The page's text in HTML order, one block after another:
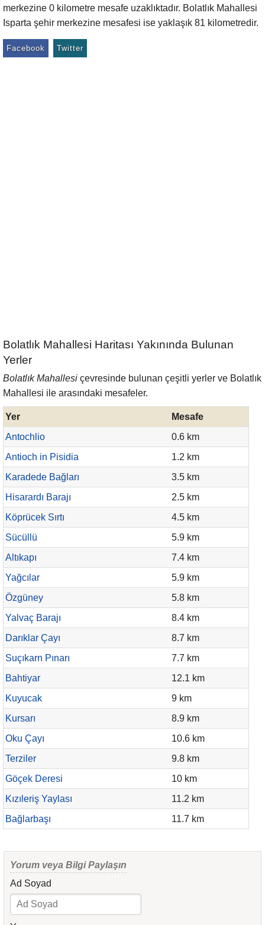
merkezine 0 kilometre mesafe uzaklıktadır. Bolatlık Mahallesi
Isparta şehir merkezine mesafesi ise yaklaşık 81 kilometredir.
Facebook Twitter
Bolatlık Mahallesi Haritası Yakınında Bulunan
Yerler
Bolatlık Mahallesi çevresinde bulunan çeşitli yerler ve Bolatlık
Mahallesi ile arasındaki mesafeler.
Yer
Mesafe
Antochlio
0.6 km
Antioch in Pisidia
1.2 km
Karadede Bağları
3.5 km
Hisarardı Barajı
2.5 km
Köprücek Sırtı
4.5 km
Sücüllü
5.9 km
Altıkapı
7.4 km
Yağcılar
5.9 km
Özgüney
5.8 km
Yalvaç Barajı
8.4 km
Darıklar Çayı
8.7 km
Suçıkarn Pınarı
7.7 km
Bahtiyar
12.1 km
Kuyucak
9 km
Kursarı
8.9 km
Oku Çayı
10.6 km
Terziler
9.8 km
Göçek Deresi
10 km
Kızıleriş Yaylası
11.2 km
Bağlarbaşı
11.7 km
Yorum veya Bilgi Paylaşın
Ad Soyad